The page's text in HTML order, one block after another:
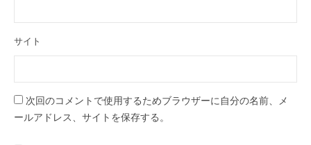
サイト
次回のコメントで使用するためブラウザーに自分の名前、メ
ールアドレス、サイトを保存する。